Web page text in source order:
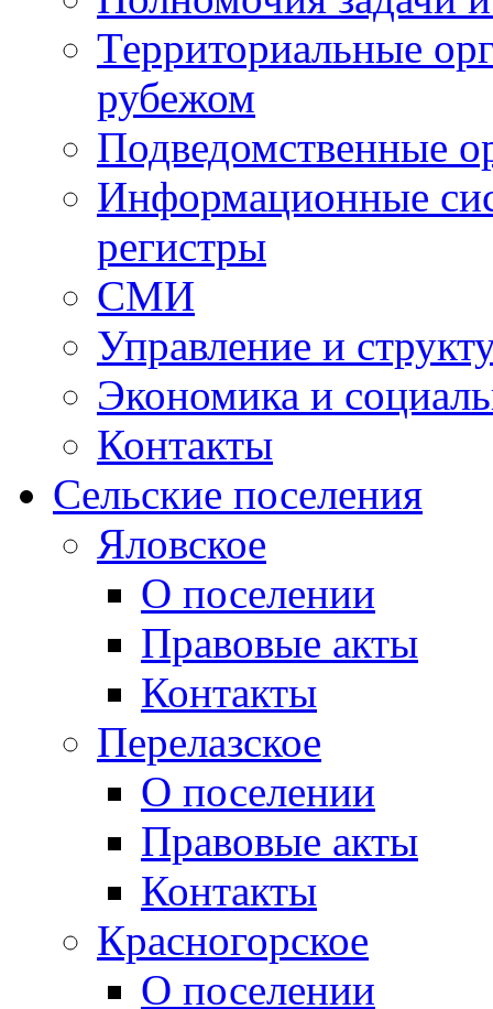
Территориальные
рубежом
Подведомственные
Информационные
регистры
СМИ
Управление и
Экономика и
Контакты
Сельские поселения
Яловское
О поселении
Правовые акты
Контакты
Перелазское
О поселении
Правовые акты
Контакты
Красногорское
О поселении